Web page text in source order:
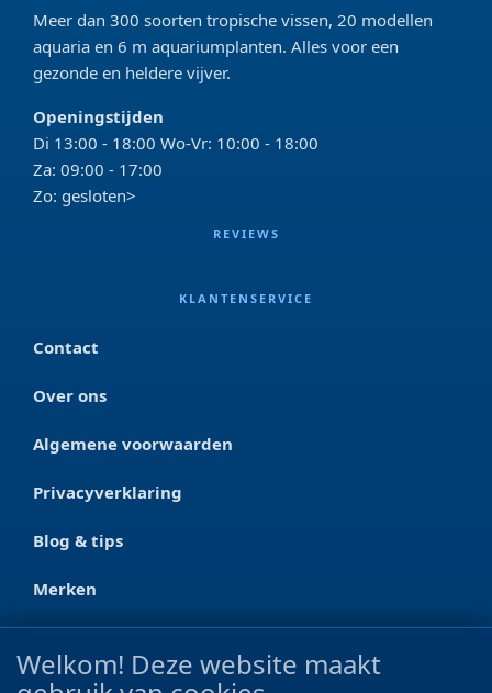
Meer dan 300 soorten tropische vissen, 20 modellen
aquaria en 6 m aquariumplanten. Alles voor een
gezonde en heldere vijver.
Openingstijden
Di 13:00 - 18:00 Wo-Vr: 10:00 - 18:00
Za: 09:00 - 17:00
Zo: gesloten>
REVIEWS
KLANTENSERVICE
Contact
Over ons
Algemene voorwaarden
Privacyverklaring
Blog & tips
Merken
CONTACT
Welkom! Deze website maakt